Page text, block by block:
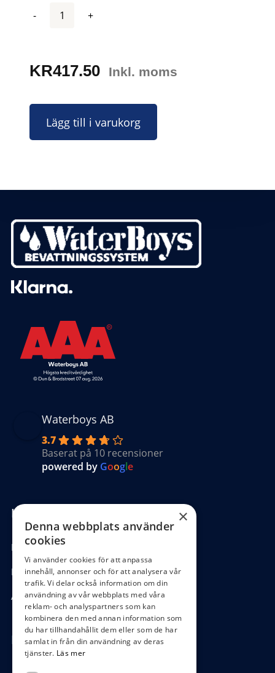
417.50
KR Inkl. moms
Lägg till i varukorg
Waterboys AB
3.7
Baserat på 10 recensioner
powered by Google
Kundinformation
Köpvillkor
Hantering GDPR
Ångra köp
Hör av dig
×
Denna webbplats använder
cookies
Vi använder cookies för att anpassa
innehåll, annonser och för att analysera vår
trafik. Vi delar också information om din
användning av vår webbplats med våra
reklam- och analyspartners som kan
kombinera den med annan information som
du har tillhandahållit dem eller som de har
samlat in från din användning av deras
tjänster. Läs mer